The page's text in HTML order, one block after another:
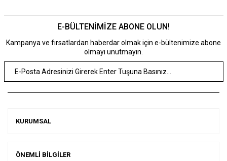
E-BÜLTENİMİZE ABONE OLUN!
Kampanya ve fırsatlardan haberdar olmak için e-bültenimize abone
olmayı unutmayın.
KURUMSAL
ÖNEMLİ BİLGİLER